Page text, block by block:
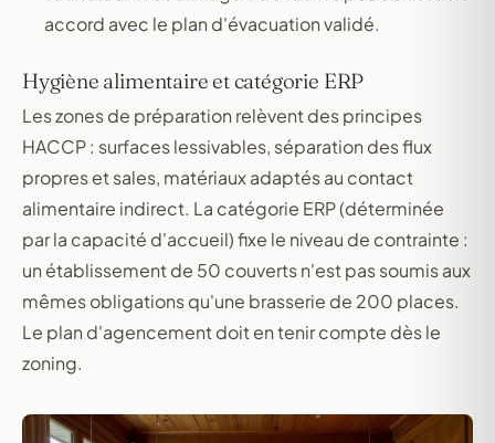
accord avec le plan d'évacuation validé.
Hygiène alimentaire et catégorie ERP
Les zones de préparation relèvent des principes
HACCP : surfaces lessivables, séparation des flux
propres et sales, matériaux adaptés au contact
alimentaire indirect. La catégorie ERP (déterminée
par la capacité d'accueil) fixe le niveau de contrainte :
un établissement de 50 couverts n'est pas soumis aux
mêmes obligations qu'une brasserie de 200 places.
Le plan d'agencement doit en tenir compte dès le
zoning.